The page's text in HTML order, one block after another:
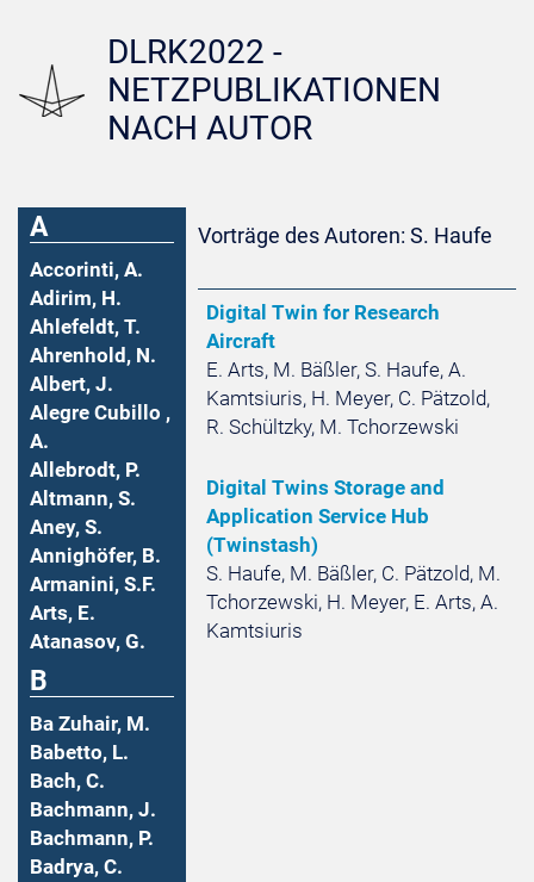
DLRK2022 -
NETZPUBLIKATIONEN
NACH AUTOR
A
Accorinti, A.
Adirim, H.
Ahlefeldt, T.
Ahrenhold, N.
Albert, J.
Alegre Cubillo ,
A.
Allebrodt, P.
Altmann, S.
Aney, S.
Annighöfer, B.
Armanini, S.F.
Arts, E.
Atanasov, G.
B
Ba Zuhair, M.
Babetto, L.
Bach, C.
Bachmann, J.
Bachmann, P.
Badrya, C.
Vorträge des Autoren: S. Haufe
Digital Twin for Research
Aircraft
E. Arts, M. Bäßler, S. Haufe, A.
Kamtsiuris, H. Meyer, C. Pätzold,
R. Schültzky, M. Tchorzewski
Digital Twins Storage and
Application Service Hub
(Twinstash)
S. Haufe, M. Bäßler, C. Pätzold, M.
Tchorzewski, H. Meyer, E. Arts, A.
Kamtsiuris